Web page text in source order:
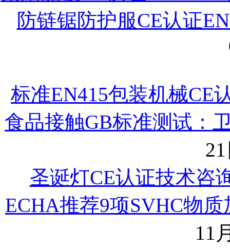
防链锯防护服CE认证
标准EN415包装机械CE
食品接触GB标准测试：
圣诞灯CE认证技术咨
ECHA推荐9项SVHC物
11